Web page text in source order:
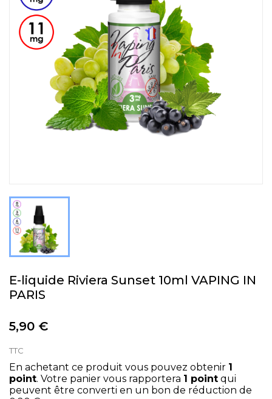
E-liquide Riviera Sunset 10ml VAPING IN
PARIS
5,90 €
TTC
En achetant ce produit vous pouvez obtenir 1
point. Votre panier vous rapportera 1 point qui
peuvent être converti en un bon de réduction de